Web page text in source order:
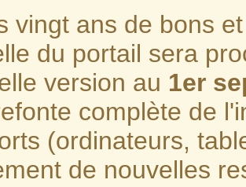
vingt ans de bons
du portail sera
version au 1er
complète de
(ordinateurs,
de nouvelles